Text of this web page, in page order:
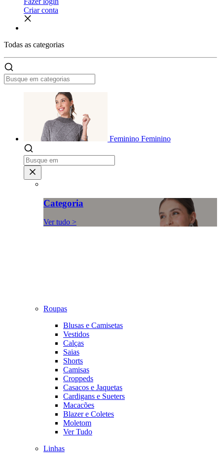
Criar conta
Todas as categorias
Feminino Feminino
Categoria
Ver tudo >
Roupas
Blusas e Camisetas
Vestidos
Calças
Saias
Shorts
Camisas
Croppeds
Casacos e Jaquetas
Cardigans e Sueters
Macacões
Blazer e Coletes
Moletom
Ver Tudo
Linhas